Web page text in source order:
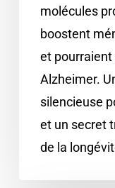
molécules
boostent
et
Alzheimer.
silencieuse
et un secret
de la